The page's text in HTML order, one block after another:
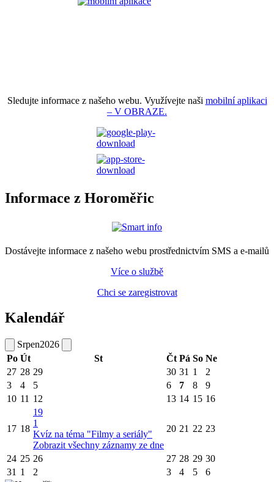
Sledujte informace z našeho webu. Využívejte naši mobilní aplikaci
– V OBRAZE.
Informace z Horoměřic
Dostávejte informace z našeho webu prostřednictvím SMS a e-mailů
Více o službě
Chci se zaregistrovat
Kalendář
Srpen2026
Po Út St Čt Pá So Ne
27 28 29 30 31 1
2
3
4 5 6 7 8
9
10 11 12 13 14 15 16
17 18
19
1
Kvíz na téma "Filmy a seriály"
Zobrazit všechny záznamy ze dne
20 21 22 23
24 25 26 27 28 29 30
31 1 2 3 4 5 6